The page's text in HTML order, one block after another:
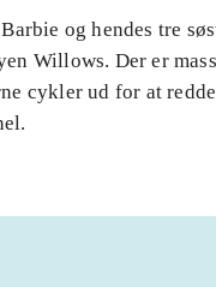
og hendes tre
Willows. Der er
cykler ud for at